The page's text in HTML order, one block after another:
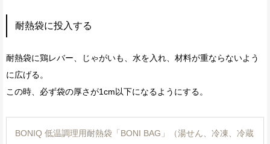
耐熱袋に投入する
耐熱袋に鶏レバー、じゃがいも、水を入れ、材料が重ならないよう
に広げる。
この時、必ず袋の厚さが1cm以下になるようにする。
BONIQ 低温調理用耐熱袋「BONI BAG」（湯せん、冷凍、冷蔵